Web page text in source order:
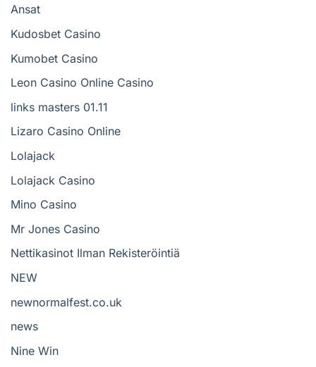
Ansat
Kudosbet Casino
Kumobet Casino
Leon Casino Online Casino
links masters 01.11
Lizaro Casino Online
Lolajack
Lolajack Casino
Mino Casino
Mr Jones Casino
Nettikasinot Ilman Rekisteröintiä
NEW
newnormalfest.co.uk
news
Nine Win